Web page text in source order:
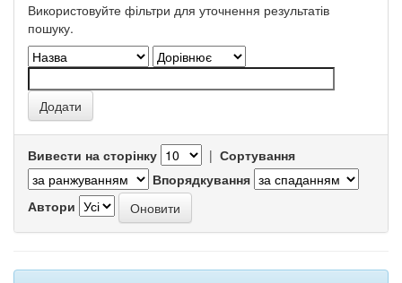
Використовуйте фільтри для уточнення результатів
пошуку.
Вивести на сторінку | Сортування
Впорядкування
Автори